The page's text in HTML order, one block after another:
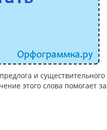
и
этого слова помогает